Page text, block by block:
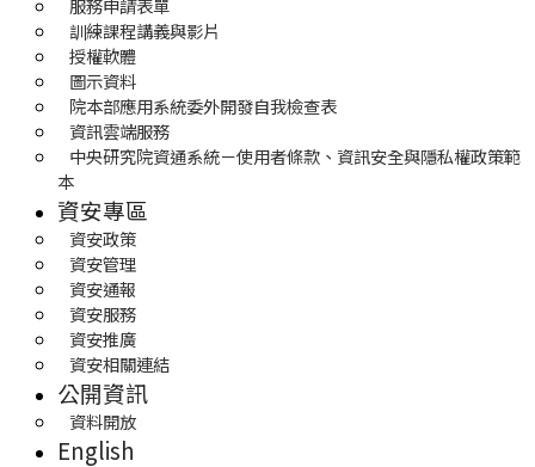
服務申請表單
訓練課程講義與影片
授權軟體
圖示資料
院本部應用系統委外開發自我檢查表
資訊雲端服務
中央研究院資通系統－使用者條款、資訊安全與隱私權政策範
本
資安專區
資安政策
資安管理
資安通報
資安服務
資安推廣
資安相關連結
公開資訊
資料開放
English